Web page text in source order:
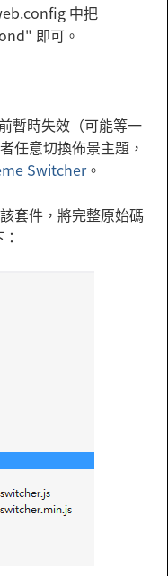
中把
即可。
暫時失效（可能等一
任意切換佈景主題，
Switcher。
套件，將完整原始碼